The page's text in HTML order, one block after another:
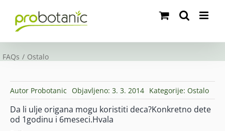
content
FAQs Ostalo
Autor Probotanic Objavljeno: 3. 3. 2014 Kategorije: Ostalo
Da li ulje origana mogu koristiti deca?Konkretno dete
od 1godinu i 6meseci.Hvala